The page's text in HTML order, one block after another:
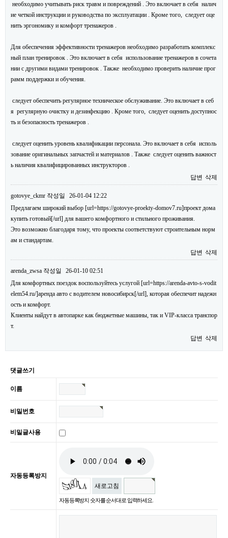
необходимо учитывать риск травм и повреждений . Это включает в себя налич
ие четкой инструкции и руководства по эксплуатации . Кроме того, следует оце
нить эргономику и комфорт тренажеров .
Для обеспечения эффективности тренажеров необходимо разработать комплекс
ный план тренировок . Это включает в себя использование тренажеров в сочета
нии с другими видами тренировок . Также необходимо проверить наличие прог
рамм поддержки и обучения.
следует обеспечить регулярное техническое обслуживание. Это включает в себ
я регулярную очистку и дезинфекцию . Кроме того, следует оценить доступнос
ть и безопасность тренажеров .
следует оценить уровень квалификации персонала. Это включает в себя исполь
зование оригинальных запчастей и материалов . Также следует оценить важност
ь наличия квалифицированных инструкторов .
답변 삭제
gotovye_ckmr 작성일
26-01-04 12:22
Предлагаем широкий выбор [url=https://gotovye-proekty-domov7.ru]проект дома
купить готовый[/url] для вашего комфортного и стильного проживания.
Это возможно благодаря тому, что проекты соответствуют строительным норм
ам и стандартам.
답변 삭제
arenda_zwsa 작성일
26-01-10 02:51
Для комфортных поездок воспользуйтесь услугой [url=https://arenda-avto-s-vodit
elem54.ru/]аренда авто с водителем новосибирск[/url], которая обеспечит надежн
ость и комфорт.
Клиенты найдут в автопарке как бюджетные машины, так и VIP-класса транспор
т.
답변 삭제
댓글쓰기
이름
비밀번호
비밀글사용
자동등록방지
새로고침
자동등록방지 숫자를 순서대로 입력하세요.